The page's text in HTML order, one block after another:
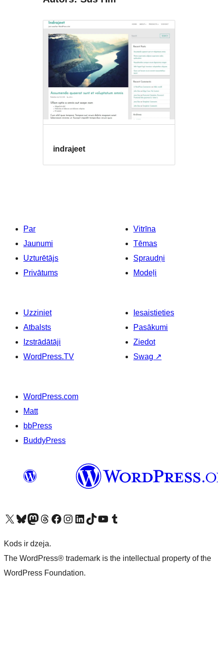
indrajeet
Par
Jaunumi
Uzturētājs
Privātums
Vitrīna
Tēmas
Spraudņi
Modeļi
Uzziniet
Atbalsts
Izstrādātāji
WordPress.TV
Iesaistieties
Pasākumi
Ziedot
Swag ↗
WordPress.com
Matt
bbPress
BuddyPress
Apmeklējiet mūsu X (agrāk Twitter) kontu
Apmeklējiet mūsu Bluesky kontu
Apmeklējiet mūsu Mastodon kontu
Apmeklējiet mūsu Threads kontu
Apmeklējiet mūsu Facebook lapuApmeklējiet mūsu Instagram kontu
Apmeklējiet mūsu LinkedIn kontu
Apmeklējiet mūsu TikTok kontu
Apmeklējiet mūsu YouTube kanālu
Apmeklējiet mūsu Tumblr kontu
Kods ir dzeja.
The WordPress® trademark is the intellectual property of the
WordPress Foundation.